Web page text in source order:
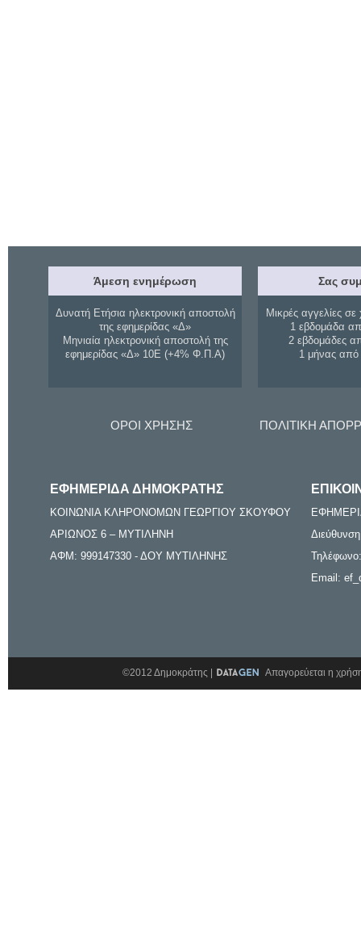
Άμεση ενημέρωση
Δυνατή Ετήσια ηλεκτρονική αποστολή
της εφημερίδας «Δ»
Μηνιαία ηλεκτρονική αποστολή της
εφημερίδας «Δ» 10Ε (+4% Φ.Π.Α)
Σας
Μικρές αγγελίες σε
1 εβδομάδα
2 εβδομάδες
1 μήνας
ΟΡΟΙ ΧΡΗΣΗΣ ΠΟΛΙΤΙΚΗ
ΕΦΗΜΕΡΙΔΑ ΔΗΜΟΚΡΑΤΗΣ
ΚΟΙΝΩΝΙΑ ΚΛΗΡΟΝΟΜΩΝ ΓΕΩΡΓΙΟΥ ΣΚΟΥΦΟΥ
ΑΡΙΩΝΟΣ 6 – ΜΥΤΙΛΗΝΗ
ΑΦΜ: 999147330 - ΔΟΥ ΜΥΤΙΛΗΝΗΣ
Email:
©2012 Δημοκράτης | Απαγορεύεται η